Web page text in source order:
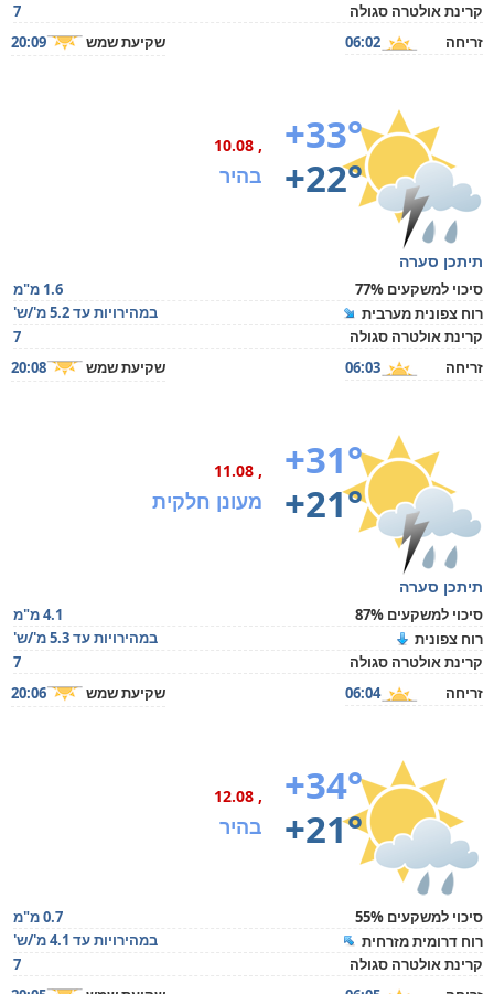
קרינת אולטרה סגולה
7
זריחה
06:02 שקיעת שמש 20:09
+33°
+22°
, 10.08
בהיר
תיתכן סערה
סיכוי למשקעים 77%
1.6 מ"מ
רוח צפונית מערבית
במהירויות עד 5.2 מ'/ש'
קרינת אולטרה סגולה
7
זריחה
06:03 שקיעת שמש 20:08
+31°
+21°
, 11.08
מעונן חלקית
תיתכן סערה
סיכוי למשקעים 87%
4.1 מ"מ
רוח צפונית
במהירויות עד 5.3 מ'/ש'
קרינת אולטרה סגולה
7
זריחה
06:04 שקיעת שמש 20:06
+34°
+21°
, 12.08
בהיר
סיכוי למשקעים 55%
0.7 מ"מ
רוח דרומית מזרחית
במהירויות עד 4.1 מ'/ש'
קרינת אולטרה סגולה
7